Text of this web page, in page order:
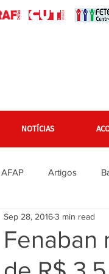
NOTÍCIAS
AFAP Artigos
pagina inicial
Página inicial
Fenaban
Sep 28, 20163 min read